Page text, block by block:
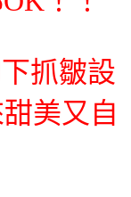
抓皺設
美又自